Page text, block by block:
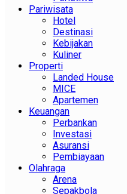
Pariwisata
Hotel
Destinasi
Kebijakan
Kuliner
Properti
Landed House
MICE
Apartemen
Keuangan
Perbankan
Investasi
Asuransi
Pembiayaan
Olahraga
Arena
Sepakbola